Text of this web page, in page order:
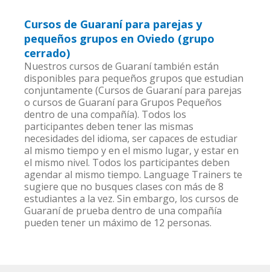
Cursos de Guaraní para parejas y
pequeños grupos en Oviedo (grupo
cerrado)
Nuestros cursos de Guaraní también están
disponibles para pequeños grupos que estudian
conjuntamente (Cursos de Guaraní para parejas
o cursos de Guaraní para Grupos Pequeños
dentro de una compañía). Todos los
participantes deben tener las mismas
necesidades del idioma, ser capaces de estudiar
al mismo tiempo y en el mismo lugar, y estar en
el mismo nivel. Todos los participantes deben
agendar al mismo tiempo. Language Trainers te
sugiere que no busques clases con más de 8
estudiantes a la vez. Sin embargo, los cursos de
Guaraní de prueba dentro de una compañía
pueden tener un máximo de 12 personas.